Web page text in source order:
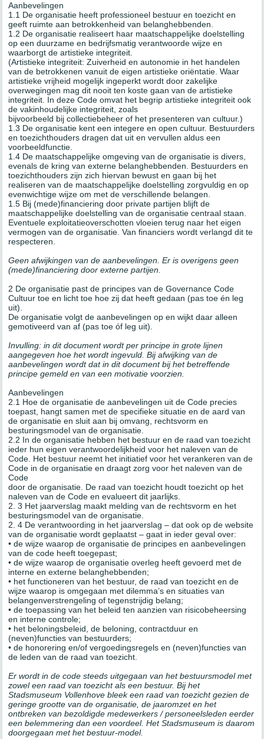
Aanbevelingen
1.1 De organisatie heeft professioneel bestuur en toezicht en
geeft ruimte aan betrokkenheid van belanghebbenden.
1.2 De organisatie realiseert haar maatschappelijke doelstelling
op een duurzame en bedrijfsmatig verantwoorde wijze en
waarborgt de artistieke integriteit.
(Artistieke integriteit: Zuiverheid en autonomie in het handelen
van de betrokkenen vanuit de eigen artistieke oriëntatie. Waar
artistieke vrijheid mogelijk ingeperkt wordt door zakelijke
overwegingen mag dit nooit ten koste gaan van de artistieke
integriteit. In deze Code omvat het begrip artistieke integriteit ook
de vakinhoudelijke integriteit, zoals
bijvoorbeeld bij collectiebeheer of het presenteren van cultuur.)
1.3 De organisatie kent een integere en open cultuur. Bestuurders
en toezichthouders dragen dat uit en vervullen aldus een
voorbeeldfunctie.
1.4 De maatschappelijke omgeving van de organisatie is divers,
evenals de kring van externe belanghebbenden. Bestuurders en
toezichthouders zijn zich hiervan bewust en gaan bij het
realiseren van de maatschappelijke doelstelling zorgvuldig en op
evenwichtige wijze om met de verschillende belangen.
1.5 Bij (mede)financiering door private partijen blijft de
maatschappelijke doelstelling van de organisatie centraal staan.
Eventuele exploitatieoverschotten vloeien terug naar het eigen
vermogen van de organisatie. Van financiers wordt verlangd dit te
respecteren.
Geen afwijkingen van de aanbevelingen. Er is overigens geen
(mede)financiering door externe partijen.
2 De organisatie past de principes van de Governance Code
Cultuur toe en licht toe hoe zij dat heeft gedaan (pas toe én leg
uit).
De organisatie volgt de aanbevelingen op en wijkt daar alleen
gemotiveerd van af (pas toe óf leg uit).
Invulling: in dit document wordt per principe in grote lijnen
aangegeven hoe het wordt ingevuld. Bij afwijking van de
aanbevelingen wordt dat in dit document bij het betreffende
principe gemeld en van een motivatie voorzien.
Aanbevelingen
2.1 Hoe de organisatie de aanbevelingen uit de Code precies
toepast, hangt samen met de specifieke situatie en de aard van
de organisatie en sluit aan bij omvang, rechtsvorm en
besturingsmodel van de organisatie.
2.2 In de organisatie hebben het bestuur en de raad van toezicht
ieder hun eigen verantwoordelijkheid voor het naleven van de
Code. Het bestuur neemt het initiatief voor het verankeren van de
Code in de organisatie en draagt zorg voor het naleven van de
Code
door de organisatie. De raad van toezicht houdt toezicht op het
naleven van de Code en evalueert dit jaarlijks.
2. 3 Het jaarverslag maakt melding van de rechtsvorm en het
besturingsmodel van de organisatie.
2. 4 De verantwoording in het jaarverslag – dat ook op de website
van de organisatie wordt geplaatst – gaat in ieder geval over:
• de wijze waarop de organisatie de principes en aanbevelingen
van de code heeft toegepast;
• de wijze waarop de organisatie overleg heeft gevoerd met de
interne en externe belanghebbenden;
• het functioneren van het bestuur, de raad van toezicht en de
wijze waarop is omgegaan met dilemma’s en situaties van
belangenverstrengeling of tegenstrijdig belang;
• de toepassing van het beleid ten aanzien van risicobeheersing
en interne controle;
• het beloningsbeleid, de beloning, contractduur en
(neven)functies van bestuurders;
• de honorering en/of vergoedingsregels en (neven)functies van
de leden van de raad van toezicht.
Er wordt in de code steeds uitgegaan van het bestuursmodel met
zowel een raad van toezicht als een bestuur. Bij het
Stadsmuseum Vollenhove bleek een raad van toezicht gezien de
geringe grootte van de organisatie, de jaaromzet en het
ontbreken van bezoldigde medewerkers / personeelsleden eerder
een belemmering dan een voordeel. Het Stadsmuseum is daarom
doorgegaan met het bestuur-model.